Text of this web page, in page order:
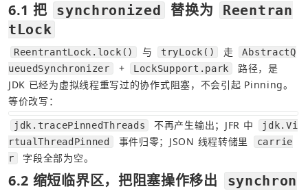
6.1 把 synchronized 替换为
Reentran
tLock
ReentrantLock.lock() 与 tryLock() 走
AbstractQ
ueuedSynchronizer
+ LockSupport.park
路径，是
JDK 已经为虚拟线程重写过的协作式阻塞，不会引起 Pinning。
等价改写：
jdk.tracePinnedThreads 不再产生输出；JFR 中
jdk.Vi
rtualThreadPinned
事件归零；JSON 线程转储里
carrie
r
字段全部为空。
6.2 缩短临界区，把阻塞操作移出
synchron